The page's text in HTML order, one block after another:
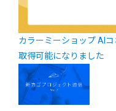
カラーミーショップ AIコ
取得可能になりました